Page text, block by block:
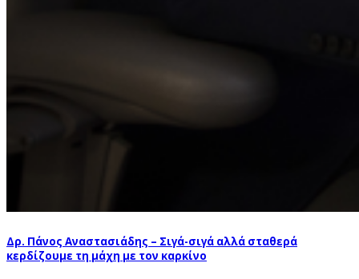
Δρ. Πάνος Αναστασιάδης – Σιγά-σιγά αλλά σταθερά
κερδίζουμε τη μάχη με τον καρκίνο